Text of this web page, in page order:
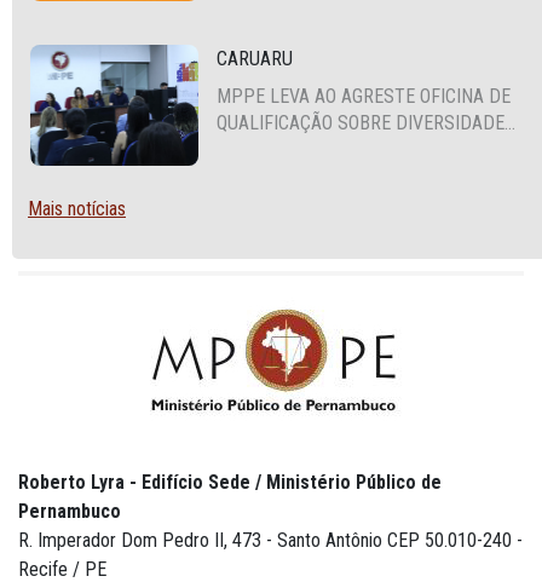
CARUARU
MPPE LEVA AO AGRESTE OFICINA DE
QUALIFICAÇÃO SOBRE DIVERSIDADE
Mais notícias
Roberto Lyra - Edifício Sede / Ministério Público de
Pernambuco
R. Imperador Dom Pedro II, 473 - Santo Antônio CEP 50.010-240 -
Recife / PE